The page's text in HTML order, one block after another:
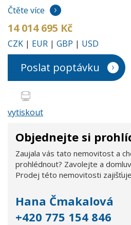
Čtěte více
14 014 695 Kč
CZK | EUR | GBP | USD
Poslat poptávku
vytiskout
Objednejte si
Zaujala vás tato nemovitost a
prohlédnout? Zavolejte a
Prodej této nemovitosti
Hana Čmakalová
+420 775 154 846